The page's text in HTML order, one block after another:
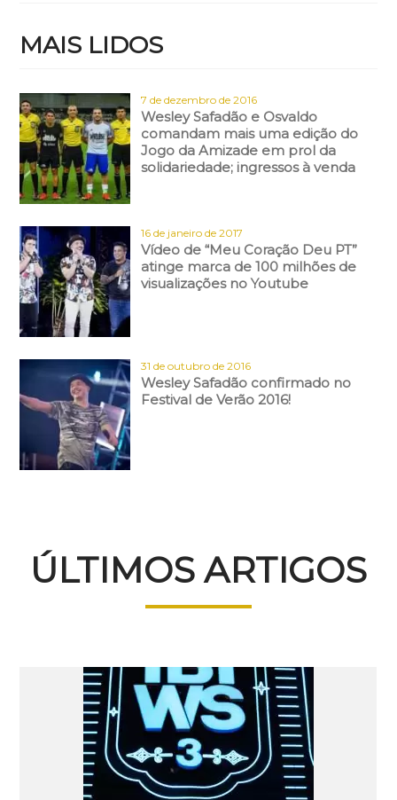
MAIS LIDOS
7 de dezembro de 2016
Wesley Safadão e Osvaldo
comandam mais uma edição do
Jogo da Amizade em prol da
solidariedade; ingressos à venda
16 de janeiro de 2017
Vídeo de “Meu Coração Deu PT”
atinge marca de 100 milhões de
visualizações no Youtube
31 de outubro de 2016
Wesley Safadão confirmado no
Festival de Verão 2016!
ÚLTIMOS ARTIGOS